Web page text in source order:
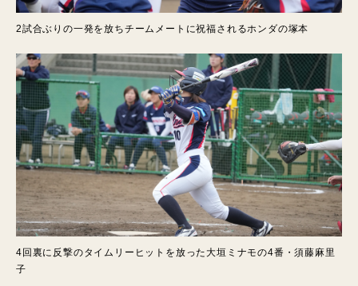
2試合ぶりの一発を放ちチームメートに祝福されるホンダの塚本
4回裏に反撃のタイムリーヒットを放った大垣ミナモの4番・須藤麻里
子